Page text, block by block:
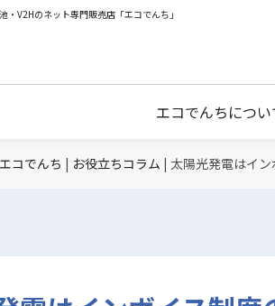
・V2Hのネット専門販売店「エコでんち」
エコでんちについ
エコでんち | お役立ちコラム | 太陽光発電はイ